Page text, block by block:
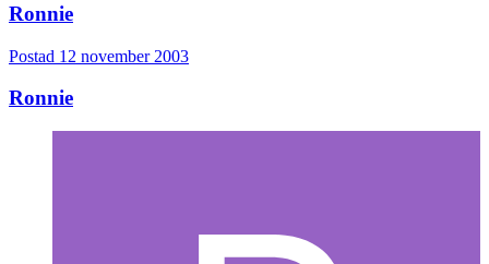
Ronnie
Postad 12 november 2003
Ronnie